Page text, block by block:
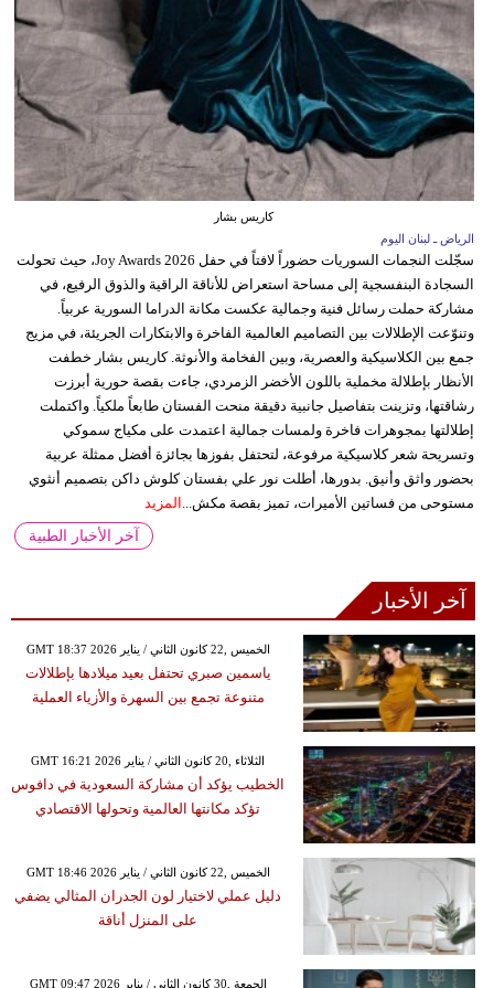
كاريس بشار
الرياض ـ لبنان اليوم
سجّلت النجمات السوريات حضوراً لافتاً في حفل Joy Awards 2026، حيث تحولت
السجادة البنفسجية إلى مساحة استعراض للأناقة الراقية والذوق الرفيع، في
مشاركة حملت رسائل فنية وجمالية عكست مكانة الدراما السورية عربياً.
وتنوّعت الإطلالات بين التصاميم العالمية الفاخرة والابتكارات الجريئة، في مزيج
جمع بين الكلاسيكية والعصرية، وبين الفخامة والأنوثة. كاريس بشار خطفت
الأنظار بإطلالة مخملية باللون الأخضر الزمردي، جاءت بقصة حورية أبرزت
رشاقتها، وتزينت بتفاصيل جانبية دقيقة منحت الفستان طابعاً ملكياً. واكتملت
إطلالتها بمجوهرات فاخرة ولمسات جمالية اعتمدت على مكياج سموكي
وتسريحة شعر كلاسيكية مرفوعة، لتحتفل بفوزها بجائزة أفضل ممثلة عربية
بحضور واثق وأنيق. بدورها، أطلت نور علي بفستان كلوش داكن بتصميم أنثوي
مستوحى من فساتين الأميرات، تميز بقصة مكش... المزيد
آخر الأخبار الطبية
آخر الأخبار
GMT 18:37 2026 الخميس ,22 كانون الثاني / يناير
ياسمين صبري تحتفل بعيد ميلادها بإطلالات
متنوعة تجمع بين السهرة والأزياء العملية
GMT 16:21 2026 الثلاثاء ,20 كانون الثاني / يناير
الخطيب يؤكد أن مشاركة السعودية في دافوس
تؤكد مكانتها العالمية وتحولها الاقتصادي
GMT 18:46 2026 الخميس ,22 كانون الثاني / يناير
دليل عملي لاختيار لون الجدران المثالي يضفي
على المنزل أناقة
GMT 09:47 2026 الجمعة ,30 كانون الثاني / يناير